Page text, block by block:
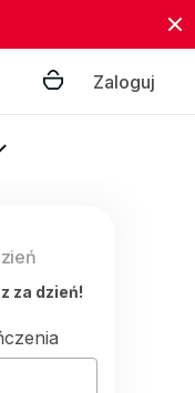
Zaloguj
za dzień!